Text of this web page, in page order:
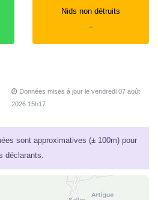
Nids non détruits
=
Données mises à jour le vendredi 07 août
2026 15h17
sont approximatives (± 100m) pour
déclarants.